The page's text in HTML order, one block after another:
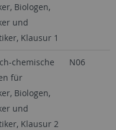
Biologen,
und
Klausur 1
chemische
für
Biologen,
und
Klausur 2
N06